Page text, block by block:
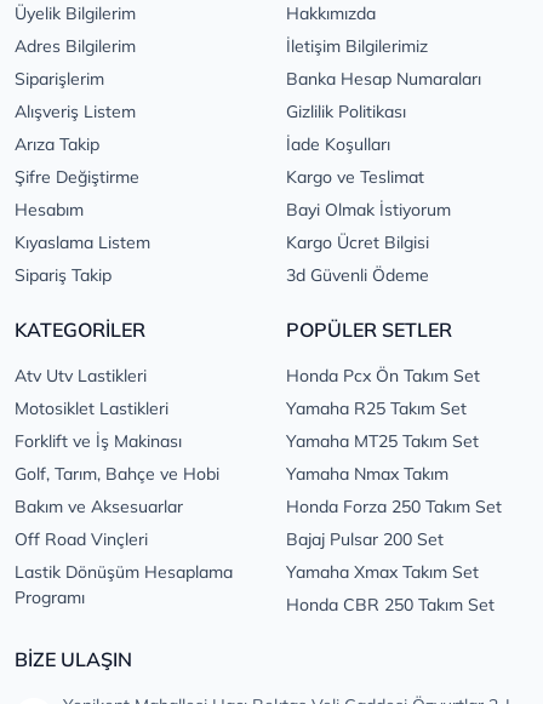
Üyelik Bilgilerim
Adres Bilgilerim
Siparişlerim
Alışveriş Listem
Arıza Takip
Şifre Değiştirme
Hesabım
Kıyaslama Listem
Sipariş Takip
Hakkımızda
İletişim Bilgilerimiz
Banka Hesap Numaraları
Gizlilik Politikası
İade Koşulları
Kargo ve Teslimat
Bayi Olmak İstiyorum
Kargo Ücret Bilgisi
3d Güvenli Ödeme
KATEGORİLER
Atv Utv Lastikleri
Motosiklet Lastikleri
Forklift ve İş Makinası
Golf, Tarım, Bahçe ve Hobi
Bakım ve Aksesuarlar
Off Road Vinçleri
Lastik Dönüşüm Hesaplama
Programı
POPÜLER SETLER
Honda Pcx Ön Takım Set
Yamaha R25 Takım Set
Yamaha MT25 Takım Set
Yamaha Nmax Takım
Honda Forza 250 Takım Set
Bajaj Pulsar 200 Set
Yamaha Xmax Takım Set
Honda CBR 250 Takım Set
BİZE ULAŞIN